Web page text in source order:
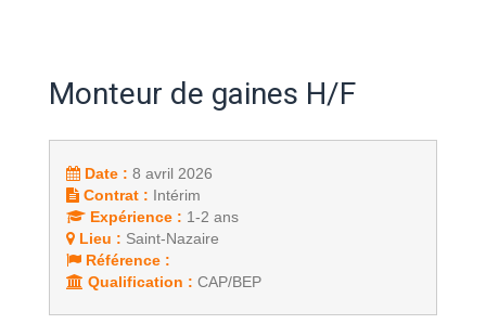
Monteur de gaines H/F
Date : 8 avril 2026
Contrat : Intérim
Expérience : 1-2 ans
Lieu : Saint-Nazaire
Référence :
Qualification : CAP/BEP